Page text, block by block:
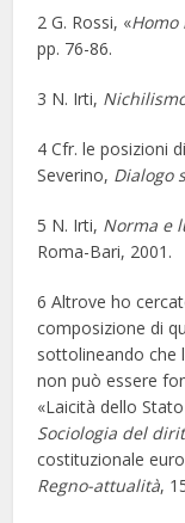
2 G. Rossi, «Homo
pp. 76-86.
3 N. Irti,
4 Cfr. le posizioni
Severino, Dialogo
5 N. Irti, Norma e
Roma-Bari, 2001.
6 Altrove ho
composizione di
sottolineando che
non può essere
«Laicità dello
Sociologia del
costituzionale
Regno-attualità,